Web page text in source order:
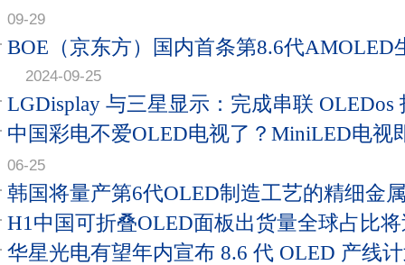
09-29
BOE（京东方）国内首条第8.6代AMOLED
2024-09-25
LGDisplay 与三星显示：完成串联 OLEDos
中国彩电不爱OLED电视了？MiniLED电视
06-25
韩国将量产第6代OLED制造工艺的精细金
H1中国可折叠OLED面板出货量全球占比
华星光电有望年内宣布 8.6 代 OLED 产线